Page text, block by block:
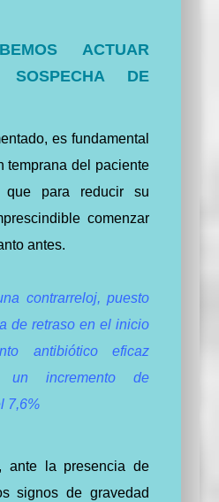
ACTUAR
DE
es fundamental
temprana del paciente
para reducir su
comenzar
antes.
contrarreloj, puesto
de retraso en el inicio
antibiótico eficaz
un incremento de
7,6%
ante la presencia de
signos de gravedad